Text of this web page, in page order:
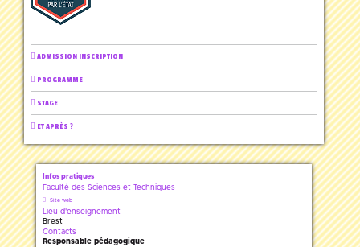
ADMISSION INSCRIPTION
PROGRAMME
STAGE
ET APRÈS ?
Infos pratiques
Faculté des Sciences et Techniques
Site web
Lieu d'enseignement
Brest
Contacts
Responsable pédagogique